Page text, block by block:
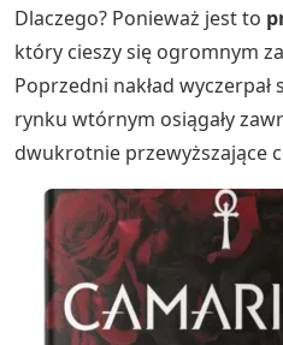
Dlaczego? Ponieważ jest to
który cieszy się ogromnym
Poprzedni nakład wyczerpał
rynku wtórnym osiągały
dwukrotnie przewyższające